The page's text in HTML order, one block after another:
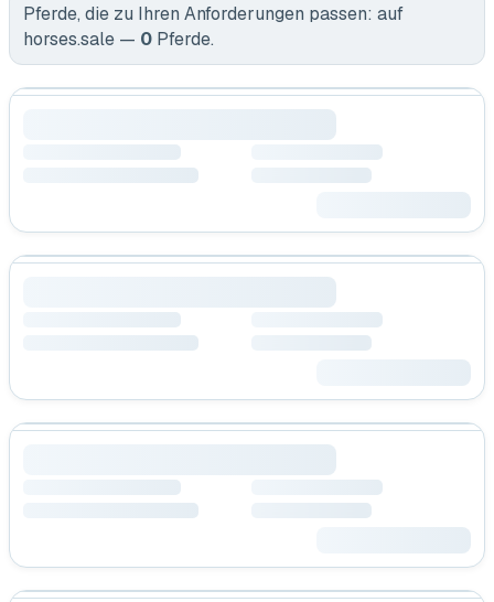
Pferde, die zu Ihren Anforderungen passen: auf
horses.sale — 0 Pferde.